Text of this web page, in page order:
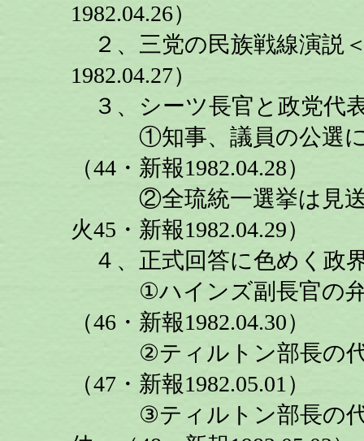
1982.04.26）
２、三党の民族戦線演説
1982.04.27）
３、シーツ長官と政党代
①知事、議員の公選に
（44・新報1982.04.28）
②全琉統一選挙は見送り
火45・新報1982.04.29）
４、正式回答に色めく政
①ハインズ副長官の弁
（46・新報1982.04.30）
②ティルトン部長の代
（47・新報1982.05.01）
③ティルトン部長の代読